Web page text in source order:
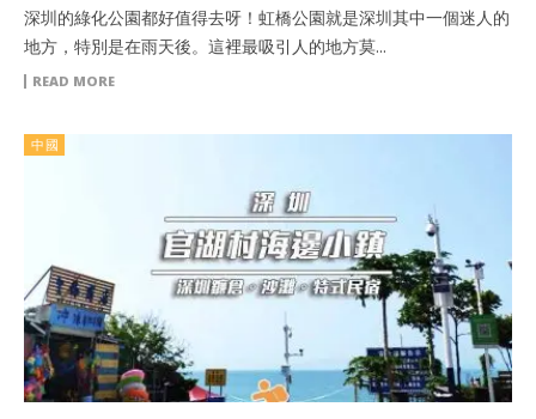
深圳的綠化公園都好值得去呀！虹橋公園就是深圳其中一個迷人的
地方，特別是在雨天後。這裡最吸引人的地方莫...
READ MORE
中國